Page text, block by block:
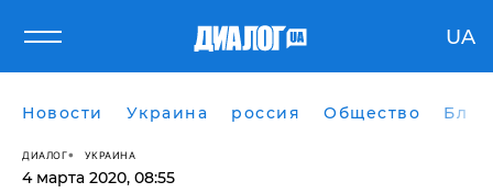
UA
Новости Украина россия Общество
ДИАЛОГ УКРАИНА
4 марта 2020, 08:55